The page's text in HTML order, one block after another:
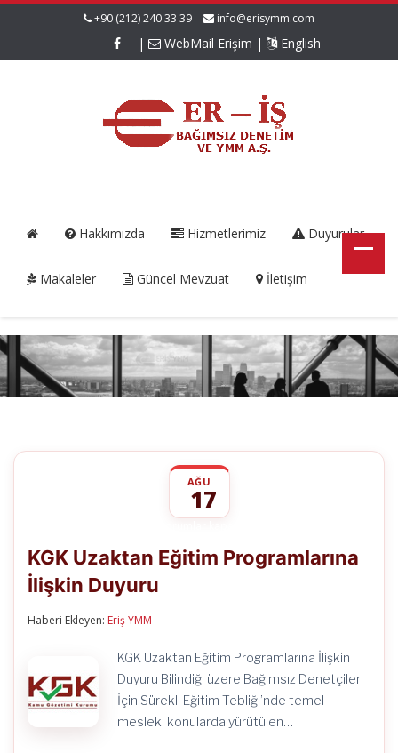
+90 (212) 240 33 39 info@erisymm.com
| WebMail Erişim | English
Hakkımızda Hizmetlerimiz Duyurular
Makaleler Güncel Mevzuat İletişim
AĞU
17
Eğitim
Programlarına
KGK Uzaktan Eğitim Programlarına
İlişkin Duyuru
Haberi Ekleyen: Eriş YMM
KGK Uzaktan Eğitim Programlarına İlişkin
Duyuru Bilindiği üzere Bağımsız Denetçiler
İçin Sürekli Eğitim Tebliği’nde temel
mesleki konularda yürütülen…